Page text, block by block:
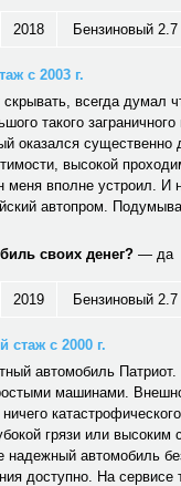
2018 Бензиновый
с 2003 г.
всегда думал
такого
оказался
высокой
меня вполне устроил.
автопром.
своих денег? — да
2019 Бензиновый
стаж с 2000 г.
автомобиль
машинами.
грязи или высоким
надежный автомобиль
доступно. На